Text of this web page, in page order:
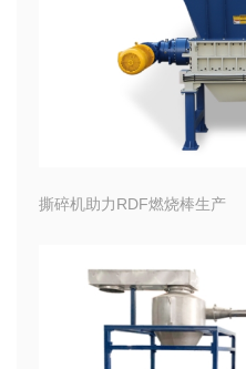
撕碎机助力RDF燃烧棒生产